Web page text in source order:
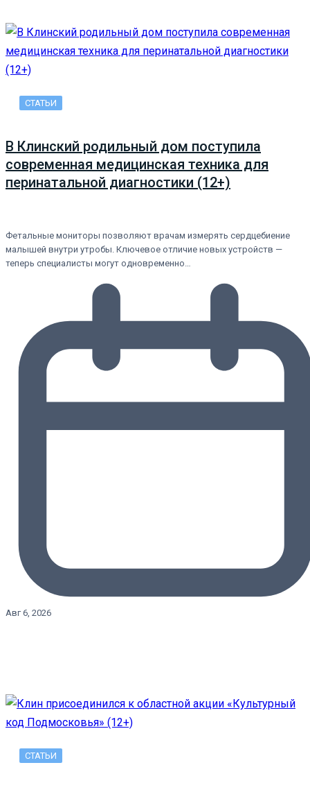
СТАТЬИ
В Клинский родильный дом поступила
современная медицинская техника для
перинатальной диагностики (12+)
Фетальные мониторы позволяют врачам измерять сердцебиение
малышей внутри утробы. Ключевое отличие новых устройств —
теперь специалисты могут одновременно…
Авг 6, 2026
СТАТЬИ